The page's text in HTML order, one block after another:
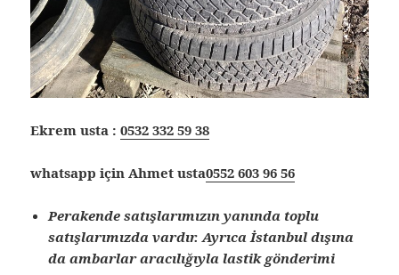
Ekrem usta :0532 332 59 38
whatsapp için Ahmet usta0552 603 96 56
Perakende satışlarımızın yanında toplu
satışlarımızda vardır. Ayrıca İstanbul dışına
da ambarlar aracılığıyla lastik gönderimi